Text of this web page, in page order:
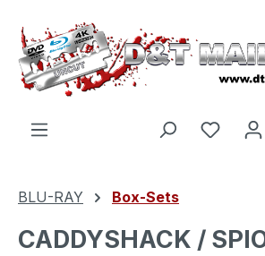
Zum Hauptinhalt springen
Du
BLU-RAY Box-Sets
CADDYSHACK /